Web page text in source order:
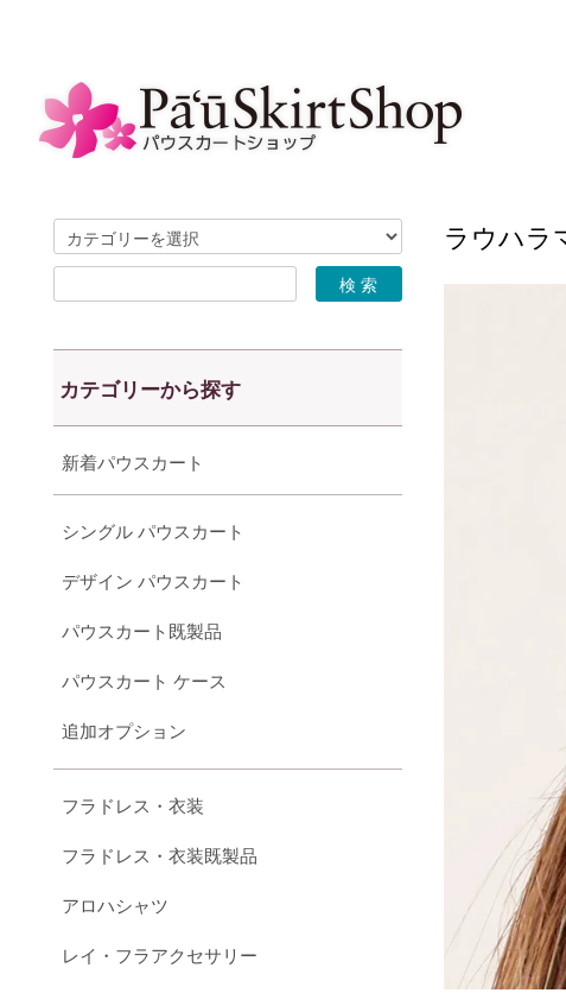
ラウハラ
カテゴリーから探す
新着パウスカート
シングル パウスカート
デザイン パウスカート
パウスカート既製品
パウスカート ケース
追加オプション
フラドレス・衣装
フラドレス・衣装既製品
アロハシャツ
レイ・フラアクセサリー